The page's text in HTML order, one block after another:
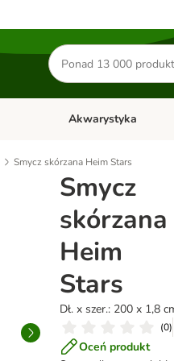
Szukaj
produktów
Otwórz menu
Akwarystyka
Smycz skórzana Heim Stars
Smycz
skórzana
Heim
Stars
Dł. x szer.: 200 x 1,8
(0)
Oceń produkt